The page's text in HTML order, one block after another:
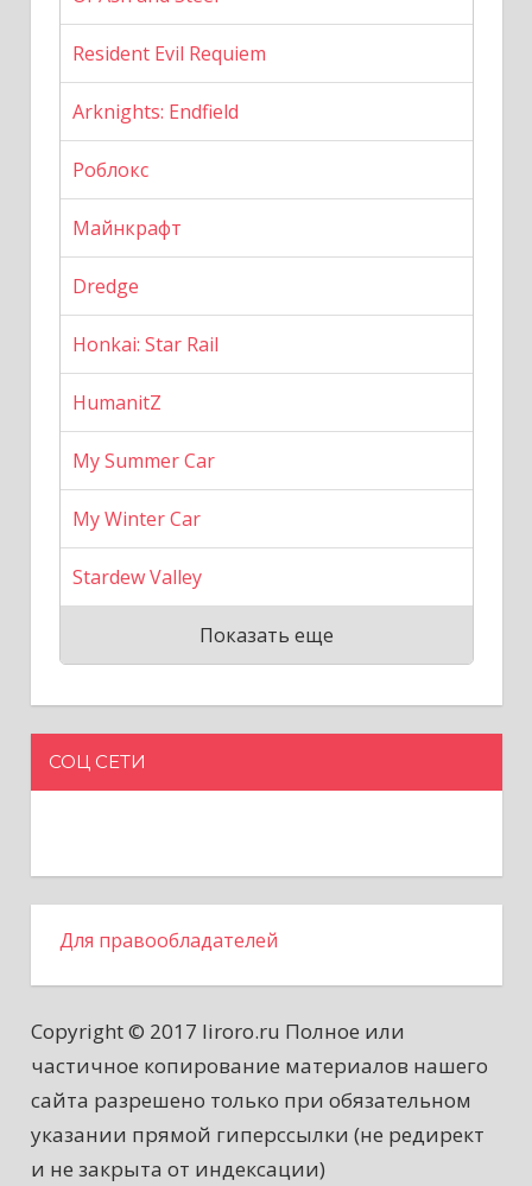
Resident Evil Requiem
Arknights: Endfield
Роблокс
Майнкрафт
Dredge
Honkai: Star Rail
HumanitZ
My Summer Car
My Winter Car
Stardew Valley
Показать еще
СОЦ СЕТИ
Для правообладателей
Copyright © 2017 liroro.ru Полное или
частичное копирование материалов нашего
сайта разрешено только при обязательном
указании прямой гиперссылки (не редирект
и не закрыта от индексации)